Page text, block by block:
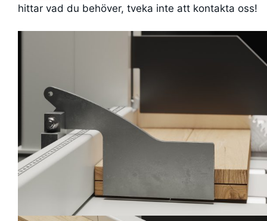
hittar vad du behöver, tveka inte att kontakta oss!